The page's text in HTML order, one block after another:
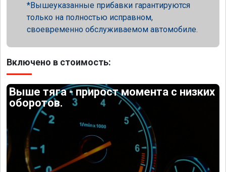
Вышеуказанные прибавки гарантируются
только на полностью исправном,
своевременно обслуживаемом автомобиле.
Включено в стоимость:
Выше тяга - прирост момента с низких
оборотов.